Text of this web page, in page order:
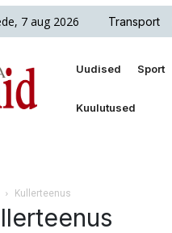
7 aug 2026 Transport
Uudised Sport
Kuulutused
Kullerteenus